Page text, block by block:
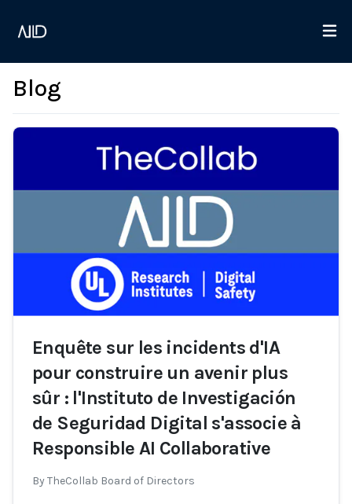
Blog
Enquête sur les incidents d'IA
pour construire un avenir plus
sûr : l'Instituto de Investigación
de Seguridad Digital s'associe à
Responsible AI Collaborative
ByTheCollab Board of Directors